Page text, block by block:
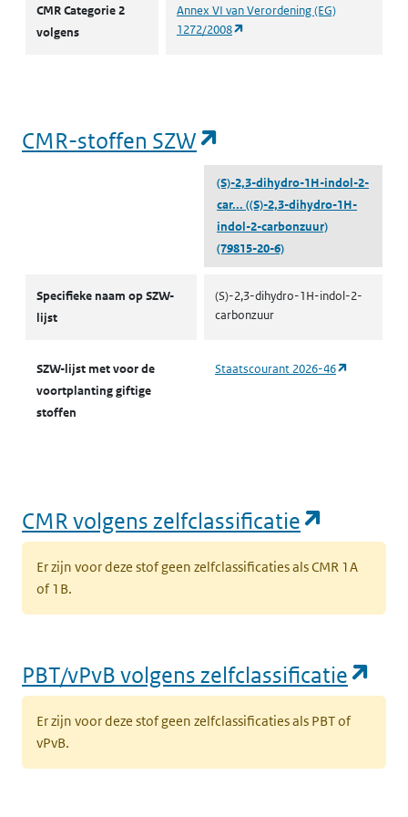
CMR Categorie 2
volgens
Annex VI van Verordening (EG)
1272/2008
CMR-stoffen SZW
(S)-2,3-dihydro-1H-indol-2-
car... ((S)-2,3-dihydro-1H-
indol-2-carbonzuur)
(79815-20-6)
Specifieke naam op SZW-
lijst
(S)-2,3-dihydro-1H-indol-2-
carbonzuur
SZW-lijst met voor de
voortplanting giftige
stoffen
Staatscourant 2026-46
CMR volgens zelfclassificatie
Er zijn voor deze stof geen zelfclassificaties als CMR 1A
of 1B.
PBT/vPvB volgens zelfclassificatie
Er zijn voor deze stof geen zelfclassificaties als PBT of
vPvB.